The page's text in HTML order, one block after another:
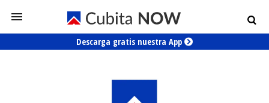
Descarga gratis nuestra App